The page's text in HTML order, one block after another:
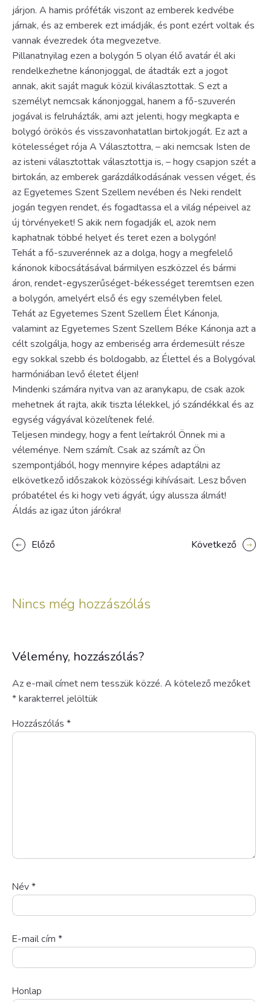
járjon. A hamis próféták viszont az emberek kedvébe
járnak, és az emberek ezt imádják, és pont ezért voltak és
vannak évezredek óta megvezetve.
Pillanatnyilag ezen a bolygón 5 olyan élő avatár él aki
rendelkezhetne kánonjoggal, de átadták ezt a jogot
annak, akit saját maguk közül kiválasztottak. S ezt a
személyt nemcsak kánonjoggal, hanem a fő-szuverén
jogával is felruházták, ami azt jelenti, hogy megkapta e
bolygó örökös és visszavonhatatlan birtokjogát. Ez azt a
kötelességet rója A Választottra, – aki nemcsak Isten de
az isteni választottak választottja is, – hogy csapjon szét a
birtokán, az emberek garázdálkodásának vessen véget, és
az Egyetemes Szent Szellem nevében és Neki rendelt
jogán tegyen rendet, és fogadtassa el a világ népeivel az
új törvényeket! S akik nem fogadják el, azok nem
kaphatnak többé helyet és teret ezen a bolygón!
Tehát a fő-szuverénnek az a dolga, hogy a megfelelő
kánonok kibocsátásával bármilyen eszközzel és bármi
áron, rendet-egyszerűséget-békességet teremtsen ezen
a bolygón, amelyért első és egy személyben felel.
Tehát az Egyetemes Szent Szellem Élet Kánonja,
valamint az Egyetemes Szent Szellem Béke Kánonja azt a
célt szolgálja, hogy az emberiség arra érdemesült része
egy sokkal szebb és boldogabb, az Élettel és a Bolygóval
harmóniában levő életet éljen!
Mindenki számára nyitva van az aranykapu, de csak azok
mehetnek át rajta, akik tiszta lélekkel, jó szándékkal és az
egység vágyával közelítenek felé.
Teljesen mindegy, hogy a fent leírtakról Önnek mi a
véleménye. Nem számít. Csak az számít az Ön
szempontjából, hogy mennyire képes adaptálni az
elkövetkező időszakok közösségi kihívásait. Lesz bőven
próbatétel és ki hogy veti ágyát, úgy alussza álmát!
Áldás az igaz úton járókra!
Előző Következő
Nincs még hozzászólás
Vélemény, hozzászólás?
Az e-mail címet nem tesszük közzé. A kötelező mezőket
*karakterrel jelöltük
Hozzászólás *
Név*
E-mail cím *
Honlap